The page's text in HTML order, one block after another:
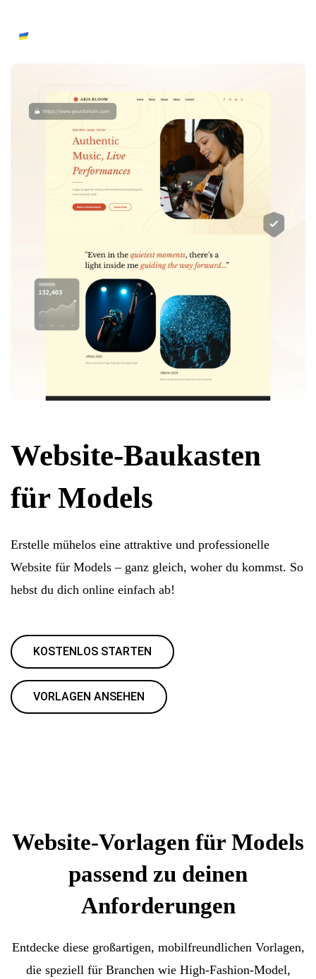
Website-Baukasten
für Models
Erstelle mühelos eine attraktive und professionelle
Website für Models – ganz gleich, woher du kommst. So
hebst du dich online einfach ab!
KOSTENLOS STARTEN
VORLAGEN ANSEHEN
Website-Vorlagen für Models
passend zu deinen
Anforderungen
Entdecke diese großartigen, mobilfreundlichen Vorlagen,
die speziell für Branchen wie High-Fashion-Model,